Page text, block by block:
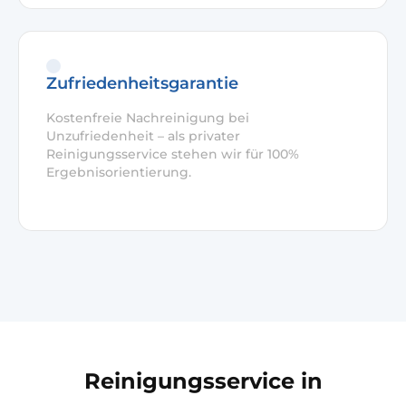
Zufriedenheitsgarantie
Kostenfreie Nachreinigung bei
Unzufriedenheit – als privater
Reinigungsservice stehen wir für 100%
Ergebnisorientierung.
Reinigungsservice in